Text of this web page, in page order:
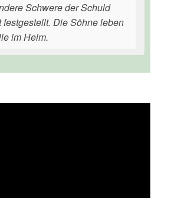
Schwere der Schuld
festgestellt. Die Söhne leben
im Heim.